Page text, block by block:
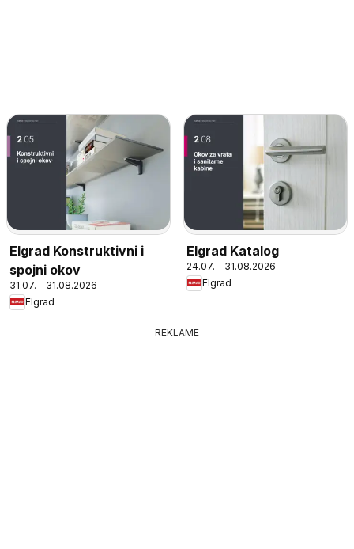
Elgrad Konstruktivni i
spojni okov
31.07. - 31.08.2026
Elgrad
Elgrad Katalog
24.07. - 31.08.2026
Elgrad
REKLAME